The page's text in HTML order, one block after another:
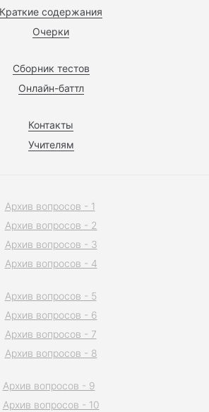
Краткие содержания
Очерки
Сборник тестов
Онлайн-баттл
Контакты
Учителям
Архив вопросов - 1
Архив вопросов - 2
Архив вопросов - 3
Архив вопросов - 4
Архив вопросов - 5
Архив вопросов - 6
Архив вопросов - 7
Архив вопросов - 8
Архив вопросов - 9
Архив вопросов - 10